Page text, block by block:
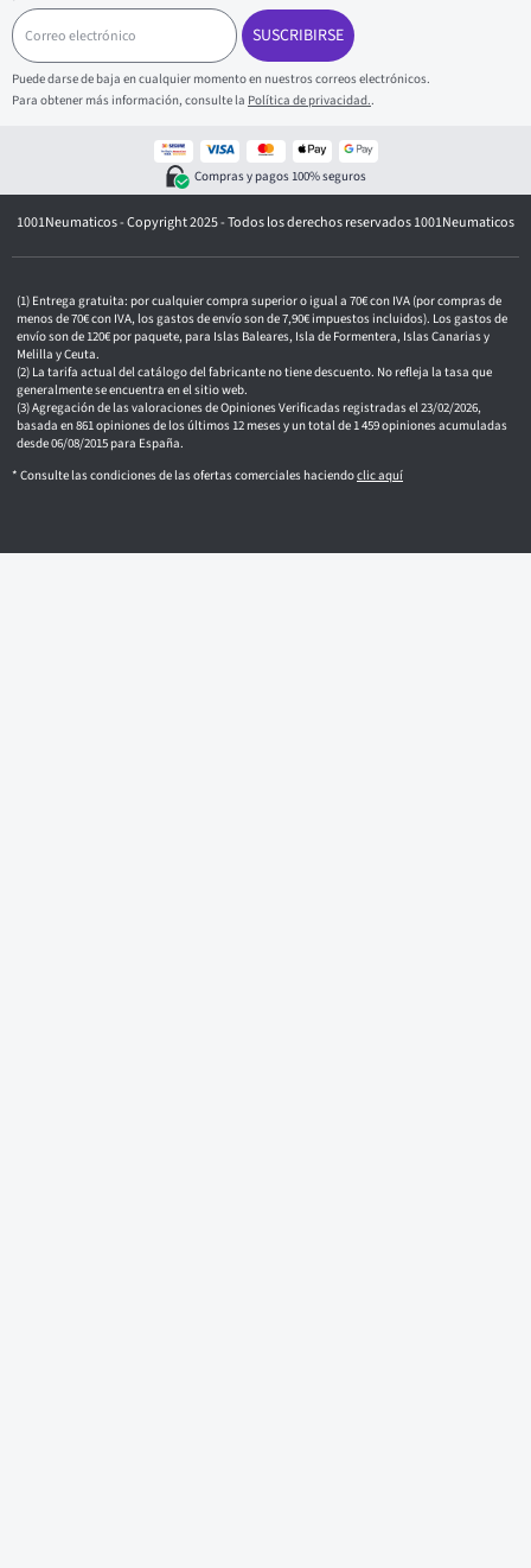
C
o
r
r
e
o
n
o
SUSCRIBIRSE
Puede darse de baja en cualquier momento en nuestros correos electrónicos.
Para obtener más información, consulte la Política de privacidad..
Compras y pagos 100% seguros
1001Neumaticos - Copyright 2025 - Todos los derechos reservados 1001Neumaticos
Entrega gratuita: por cualquier compra superior o igual a 70€ con IVA (por compras de
menos de 70€ con IVA, los gastos de envío son de 7,90€ impuestos incluidos). Los gastos de
envío son de 120€ por paquete, para Islas Baleares, Isla de Formentera, Islas Canarias y
Melilla y Ceuta.
La tarifa actual del catálogo del fabricante no tiene descuento. No refleja la tasa que
generalmente se encuentra en el sitio web.
Agregación de las valoraciones de Opiniones Verificadas registradas el 23/02/2026,
basada en 861 opiniones de los últimos 12 meses y un total de 1 459 opiniones acumuladas
desde 06/08/2015 para España.
* Consulte las condiciones de las ofertas comerciales haciendoclic aquí